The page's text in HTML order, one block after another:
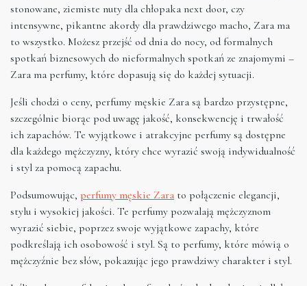
stonowane, ziemiste nuty dla chłopaka next door, czy
intensywne, pikantne akordy dla prawdziwego macho, Zara ma
to wszystko. Możesz przejść od dnia do nocy, od formalnych
spotkań biznesowych do nieformalnych spotkań ze znajomymi –
Zara ma perfumy, które dopasują się do każdej sytuacji.
Jeśli chodzi o ceny, perfumy męskie Zara są bardzo przystępne,
szczególnie biorąc pod uwagę jakość, konsekwencję i trwałość
ich zapachów. Te wyjątkowe i atrakcyjne perfumy są dostępne
dla każdego mężczyzny, który chce wyrazić swoją indywidualność
i styl za pomocą zapachu.
Podsumowując, perfumy męskie Zara to połączenie elegancji,
stylu i wysokiej jakości. Te perfumy pozwalają mężczyznom
wyrazić siebie, poprzez swoje wyjątkowe zapachy, które
podkreślają ich osobowość i styl. Są to perfumy, które mówią o
mężczyźnie bez słów, pokazując jego prawdziwy charakter i styl.